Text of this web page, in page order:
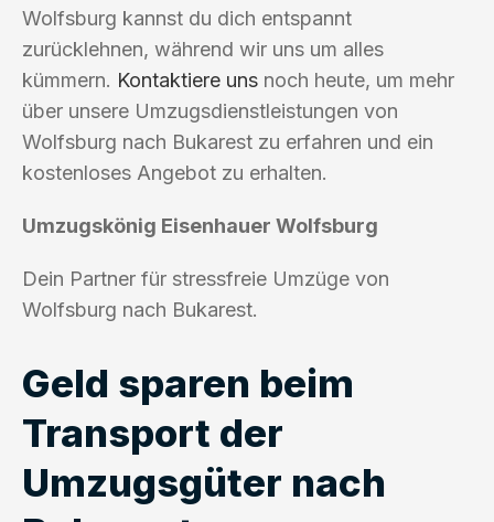
Wolfsburg kannst du dich entspannt
zurücklehnen, während wir uns um alles
kümmern. Kontaktiere uns noch heute, um mehr
über unsere Umzugsdienstleistungen von
Wolfsburg nach Bukarest zu erfahren und ein
kostenloses Angebot zu erhalten.
Umzugskönig Eisenhauer Wolfsburg
Dein Partner für stressfreie Umzüge von
Wolfsburg nach Bukarest.
Geld sparen beim
Transport der
Umzugsgüter nach